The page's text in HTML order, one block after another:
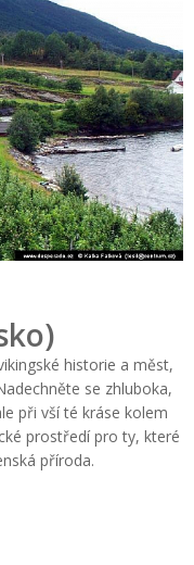
historie a měst,
se zhluboka,
při vší té kráse kolem
prostředí pro ty, které
příroda.